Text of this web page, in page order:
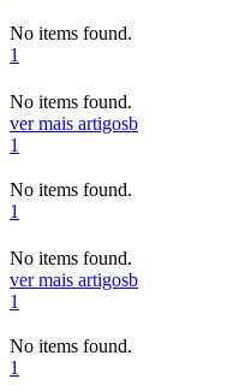
No items found.
1
No items found.
ver mais artigosb
1
No items found.
1
No items found.
ver mais artigosb
1
No items found.
1